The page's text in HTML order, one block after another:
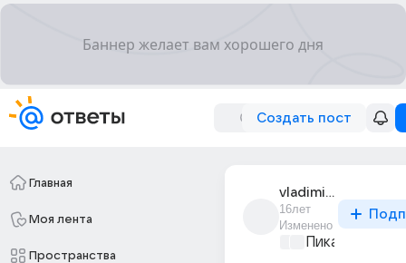
Создать пост
Главная
Моя лента
Пространства
vladimir_21736
16лет
Изменено
Пикантно о